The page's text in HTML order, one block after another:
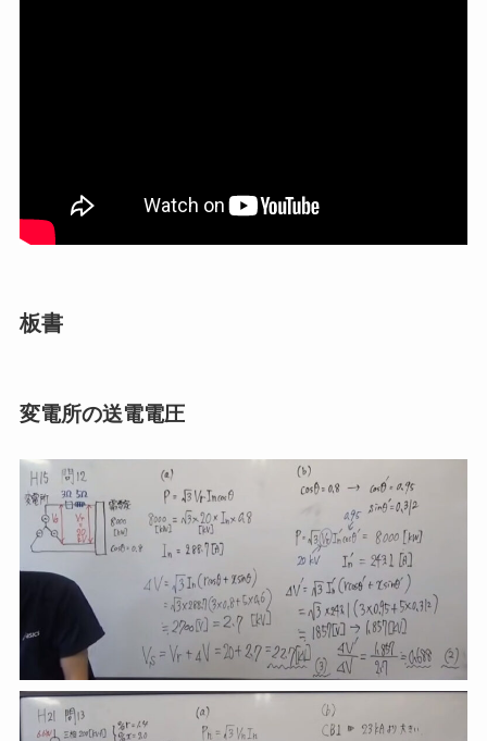
板書
変電所の送電電圧